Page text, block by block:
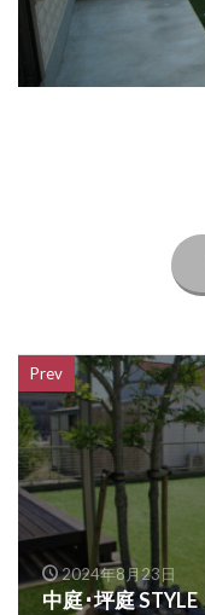
Prev
2024年8月23日
中庭･坪庭 STYLE
LIXIL デザイナー
LIXIL ネクストポ
LIXIL ハイサモア
LIXIL プレミエス
LIXIL ワイドシャ
LIXIL 横型ポスト
LIXIL 機能門柱FS
LIXIL 美彩 マリン
LIXIL 門柱灯
OnlyOne アート
OnlyOne ヴァリオ